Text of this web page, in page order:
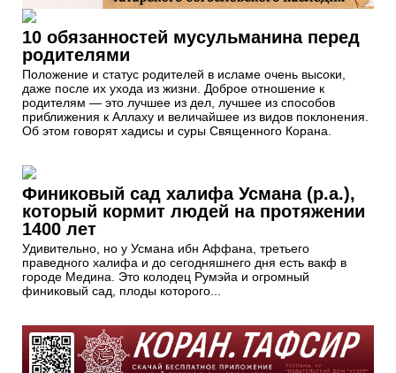
10 обязанностей мусульманина перед
родителями
Положение и статус родителей в исламе очень высоки,
даже после их ухода из жизни. Доброе отношение к
родителям — это лучшее из дел, лучшее из способов
приближения к Аллаху и величайшее из видов поклонения.
Об этом говорят хадисы и суры Священного Корана.
Финиковый сад халифа Усмана (р.а.),
который кормит людей на протяжении
1400 лет
Удивительно, но у Усмана ибн Аффана, третьего
праведного халифа и до сегодняшнего дня есть вакф в
городе Медина. Это колодец Румэйа и огромный
финиковый сад, плоды которого...